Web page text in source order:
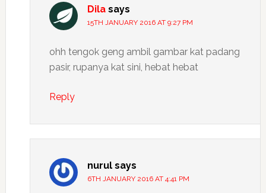
Dila says
15TH JANUARY 2016 AT 9:27 PM
ohh tengok geng ambil gambar kat padang
pasir, rupanya kat sini, hebat hebat
Reply
nurul says
6TH JANUARY 2016 AT 4:41 PM